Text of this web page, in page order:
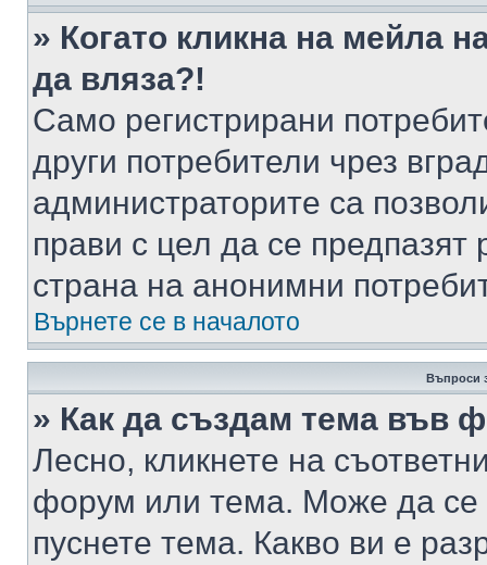
» Когато кликна на мейла
да вляза?!
Само регистрирани
други потребители чрез
администраторите са
прави с цел да се предпазят
страна на анонимни
Върнете се в началото
Въпроси
» Как да създам тема във
Лесно, кликнете на
форум или тема. Може да се
пуснете тема. Какво ви е